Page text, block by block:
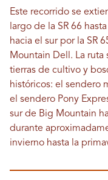
Este recorrido se
largo de la SR 66
hacia el sur por la SR
Mountain Dell. La ruta
tierras de cultivo y
históricos: el sendero
el sendero Pony
sur de Big Mountain
durante
invierno hasta la